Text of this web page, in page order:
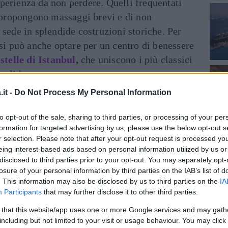
- Do Not Process My Personal Information
opt-out of the sale, sharing to third parties, or processing of your
for targeted advertising by us, please use the below opt-out
selection. Please note that after your opt-out request is processed
interest-based ads based on personal information utilized by us
to third parties prior to your opt-out. You may separately
of your personal information by third parties on the IAB’s list of
This information may also be disclosed by us to third parties on the
Participants that may further disclose it to other third parties.
that this website/app uses one or more Google services and may
but not limited to your visit or usage behaviour. You may
da non perdere. Quelli frequentati
massaggi brevi e di non
in splendide costruzioni storiche. Per
può anche optare per un centro di benessere
di Istanbul, che uniscono i più classici
hamam.
secondo la redazione di DireDonna sono
a leggere dopo la pubblicità
nel 1741 dal sultano Mahmut I, è
più caratteristica della città. I
bagni separati per uomini e donne.
propone massaggi prolungati e